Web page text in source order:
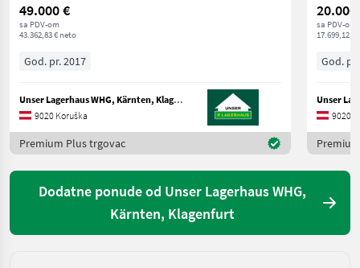
49.000 €
sa PDV-om
43.362,83 € neto
God. pr. 2017
Unser Lagerhaus WHG, Kärnten, Klagenfurt
9020 Koruška
Premium Plus trgovac
20.000
sa PDV-om
17.699,12 €
God.
9020
Dodatne ponude od Unser Lagerhaus WHG,
Kärnten, Klagenfurt